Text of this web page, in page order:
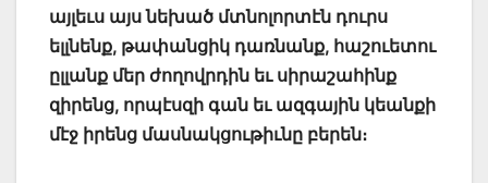
այլեւս այս նեխած մտնոլորտէն դուրս
ելլնենք, թափանցիկ դառնանք, հաշուետու
ըլլանք մեր ժողովրդին եւ սիրաշահինք
զիրենց, որպէսզի գան եւ ազգային կեանքի
մէջ իրենց մասնակցութիւնը բերեն։